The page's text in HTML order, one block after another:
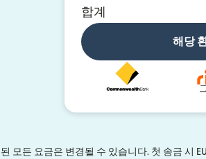
합계
해당
모든 요금은 변경될 수 있습니다. 첫 송금 시